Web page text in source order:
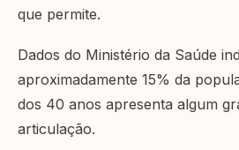
que permite.
Dados do Ministério da Saúde
aproximadamente 15% da
dos 40 anos apresenta algum
articulação.